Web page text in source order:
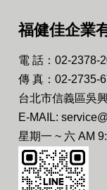
福健佳企業
電 話：02-2378-
傳 真：02-2735-
台北市信義區吳
E-MAIL:
星期一 ~ 六 AM